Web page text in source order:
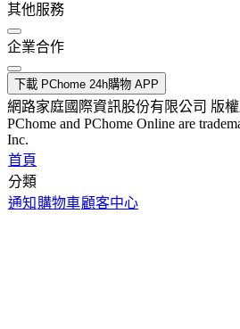
其他服務
企業合作
下載 PChome 24h購物 APP
網路家庭國際資訊股份有限公司 版
PChome and PChome Online are
Inc.
首頁
分類
通知 購物車顧客中心